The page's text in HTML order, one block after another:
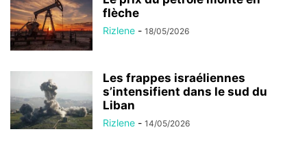
flèche
Rizlene - 18/05/2026
Les frappes israéliennes
s’intensifient dans le sud du
Liban
Rizlene - 14/05/2026